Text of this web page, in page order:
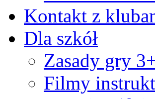
Kontakt z
Dla szkół
Zasady gry
Filmy